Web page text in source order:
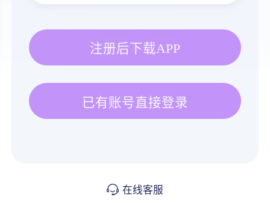
注册后下载APP
已有账号直接登录
在线客服